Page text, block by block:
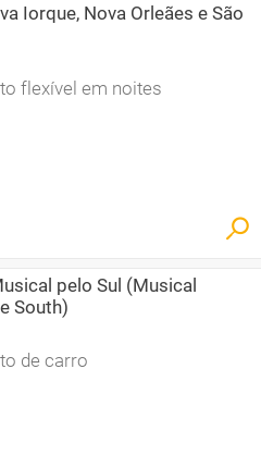
Iorque, Nova Orleães e São
flexível em noites
pelo Sul (Musical
South)
de carro